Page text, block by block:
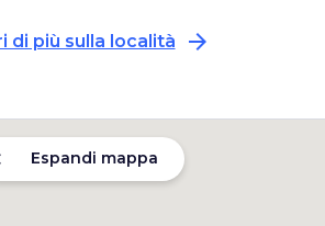
di più sulla località arrow_forward
Espandi mappa